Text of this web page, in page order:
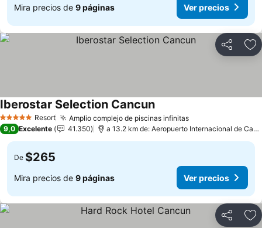
Mira precios de 9 páginas Ver precios
Compartir
5 Estrellas Resort Amplio complejo de piscinas infinitasVer precios
Iberostar Selection CancunVer precios
9,0 Excelente 41.350 a 13.2 km de: Aeropuerto Internacional de
De $265
Mira precios de 9 páginas Ver precios
Compartir